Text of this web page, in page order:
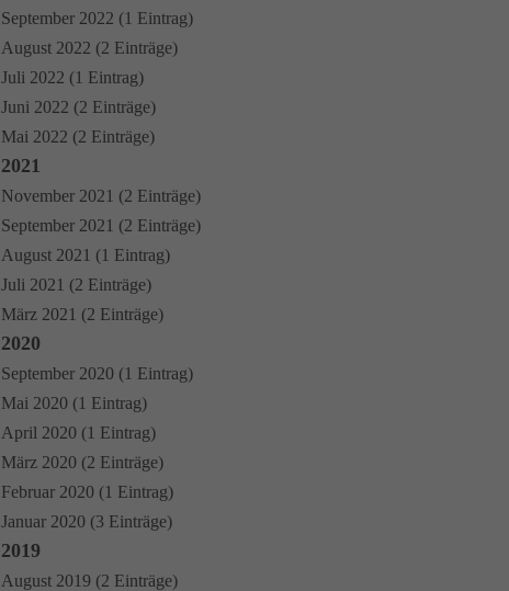
September 2022 (1 Eintrag)
August 2022 (2 Einträge)
Juli 2022 (1 Eintrag)
Juni 2022 (2 Einträge)
Mai 2022 (2 Einträge)
2021
November 2021 (2 Einträge)
September 2021 (2 Einträge)
August 2021 (1 Eintrag)
Juli 2021 (2 Einträge)
März 2021 (2 Einträge)
2020
September 2020 (1 Eintrag)
Mai 2020 (1 Eintrag)
April 2020 (1 Eintrag)
März 2020 (2 Einträge)
Februar 2020 (1 Eintrag)
Januar 2020 (3 Einträge)
2019
August 2019 (2 Einträge)